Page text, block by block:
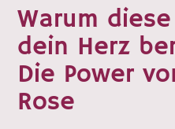
Warum
dein Herz
Die Power
Rose